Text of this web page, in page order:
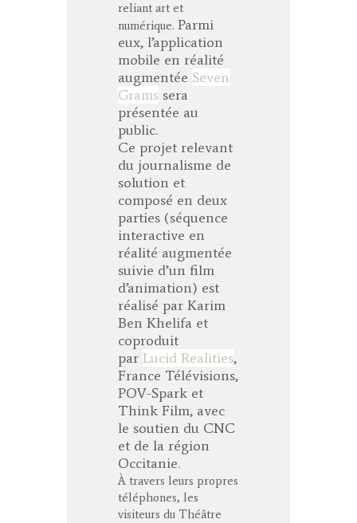
reliant art et
numérique. Parmi
eux, l’application
mobile en réalité
augmentée Seven
Grams sera
présentée au
public.
Ce projet relevant
du journalisme de
solution et
composé en deux
parties (séquence
interactive en
réalité augmentée
suivie d’un film
d’animation) est
réalisé par Karim
Ben Khelifa et
coproduit
par Lucid Realities,
France Télévisions,
POV-Spark et
Think Film, avec
le soutien du CNC
et de la région
Occitanie.
À travers leurs propres
téléphones, les
visiteurs du Théâtre